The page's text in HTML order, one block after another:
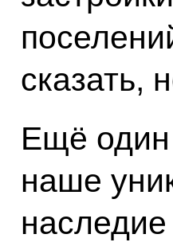
сказать,
Ещё один
наше